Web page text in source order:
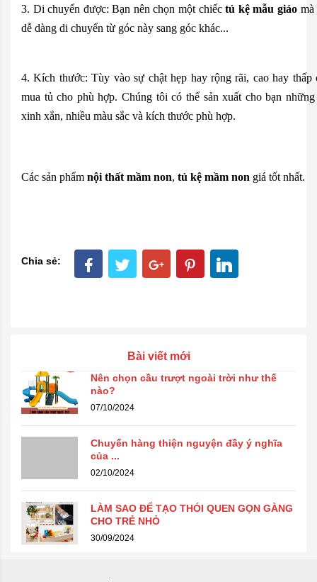
3. Di chuyển được: Bạn nên chọn một chiếctủ kệ mẫu giáomà
dễ dàng di chuyển từ góc này sang góc khác...
4. Kích thước: Tùy vào sự chật hẹp hay rộng rãi, cao hay thấp
mua tủ cho phù hợp. Chúng tôi có thể sản xuất cho bạn
xinh xắn, nhiều màu sắc và kích thước phù hợp.
Các sản phẩm nội thất mầm non, tủ kệ mầm non giá tốt nhất.
Chia sẻ:
Bài viết mới
Nên chọn cầu trượt ngoài trời như thế
nào?
07/10/2024
Chuyến hàng thiện nguyện đầy ý nghĩa
của ...
02/10/2024
LÀM SAO ĐỂ TẠO THÓI QUEN GỌN GÀNG
CHO TRẺ NHỎ
30/09/2024